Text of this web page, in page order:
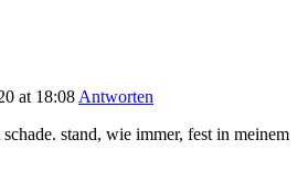
at 18:08Antworten
stand, wie immer, fest in meinem